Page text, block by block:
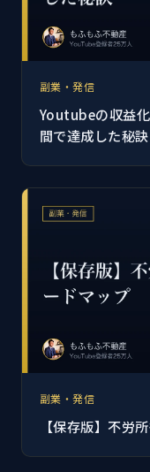
副業・発信
Youtubeの収益
間で達成した秘訣
副業・発信
【保存版】不労